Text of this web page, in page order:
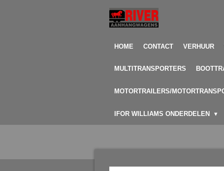
HOME CONTACT VERHUUR
MULTITRANSPORTERS
MOTORTRAILERS/
IFOR WILLIAMS ONDERDELEN